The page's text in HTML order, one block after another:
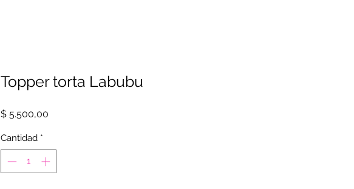
Topper torta Labubu
$ 5.500,00
Cantidad *